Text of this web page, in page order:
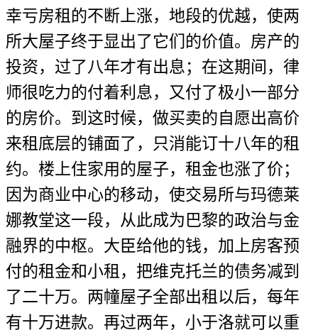
幸亏房租的不断上涨，地段的优越，使两
所大屋子终于显出了它们的价值。房产的
投资，过了八年才有出息；在这期间，律
师很吃力的付着利息，又付了极小一部分
的房价。到这时候，做买卖的自愿出高价
来租底层的铺面了，只消能订十八年的租
约。楼上住家用的屋子，租金也涨了价；
因为商业中心的移动，使交易所与玛德莱
娜教堂这一段，从此成为巴黎的政治与金
融界的中枢。大臣给他的钱，加上房客预
付的租金和小租，把维克托兰的债务减到
了二十万。两幢屋子全部出租以后，每年
有十万进款。再过两年，小于洛就可以重